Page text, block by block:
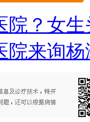
院？女
院来询杨